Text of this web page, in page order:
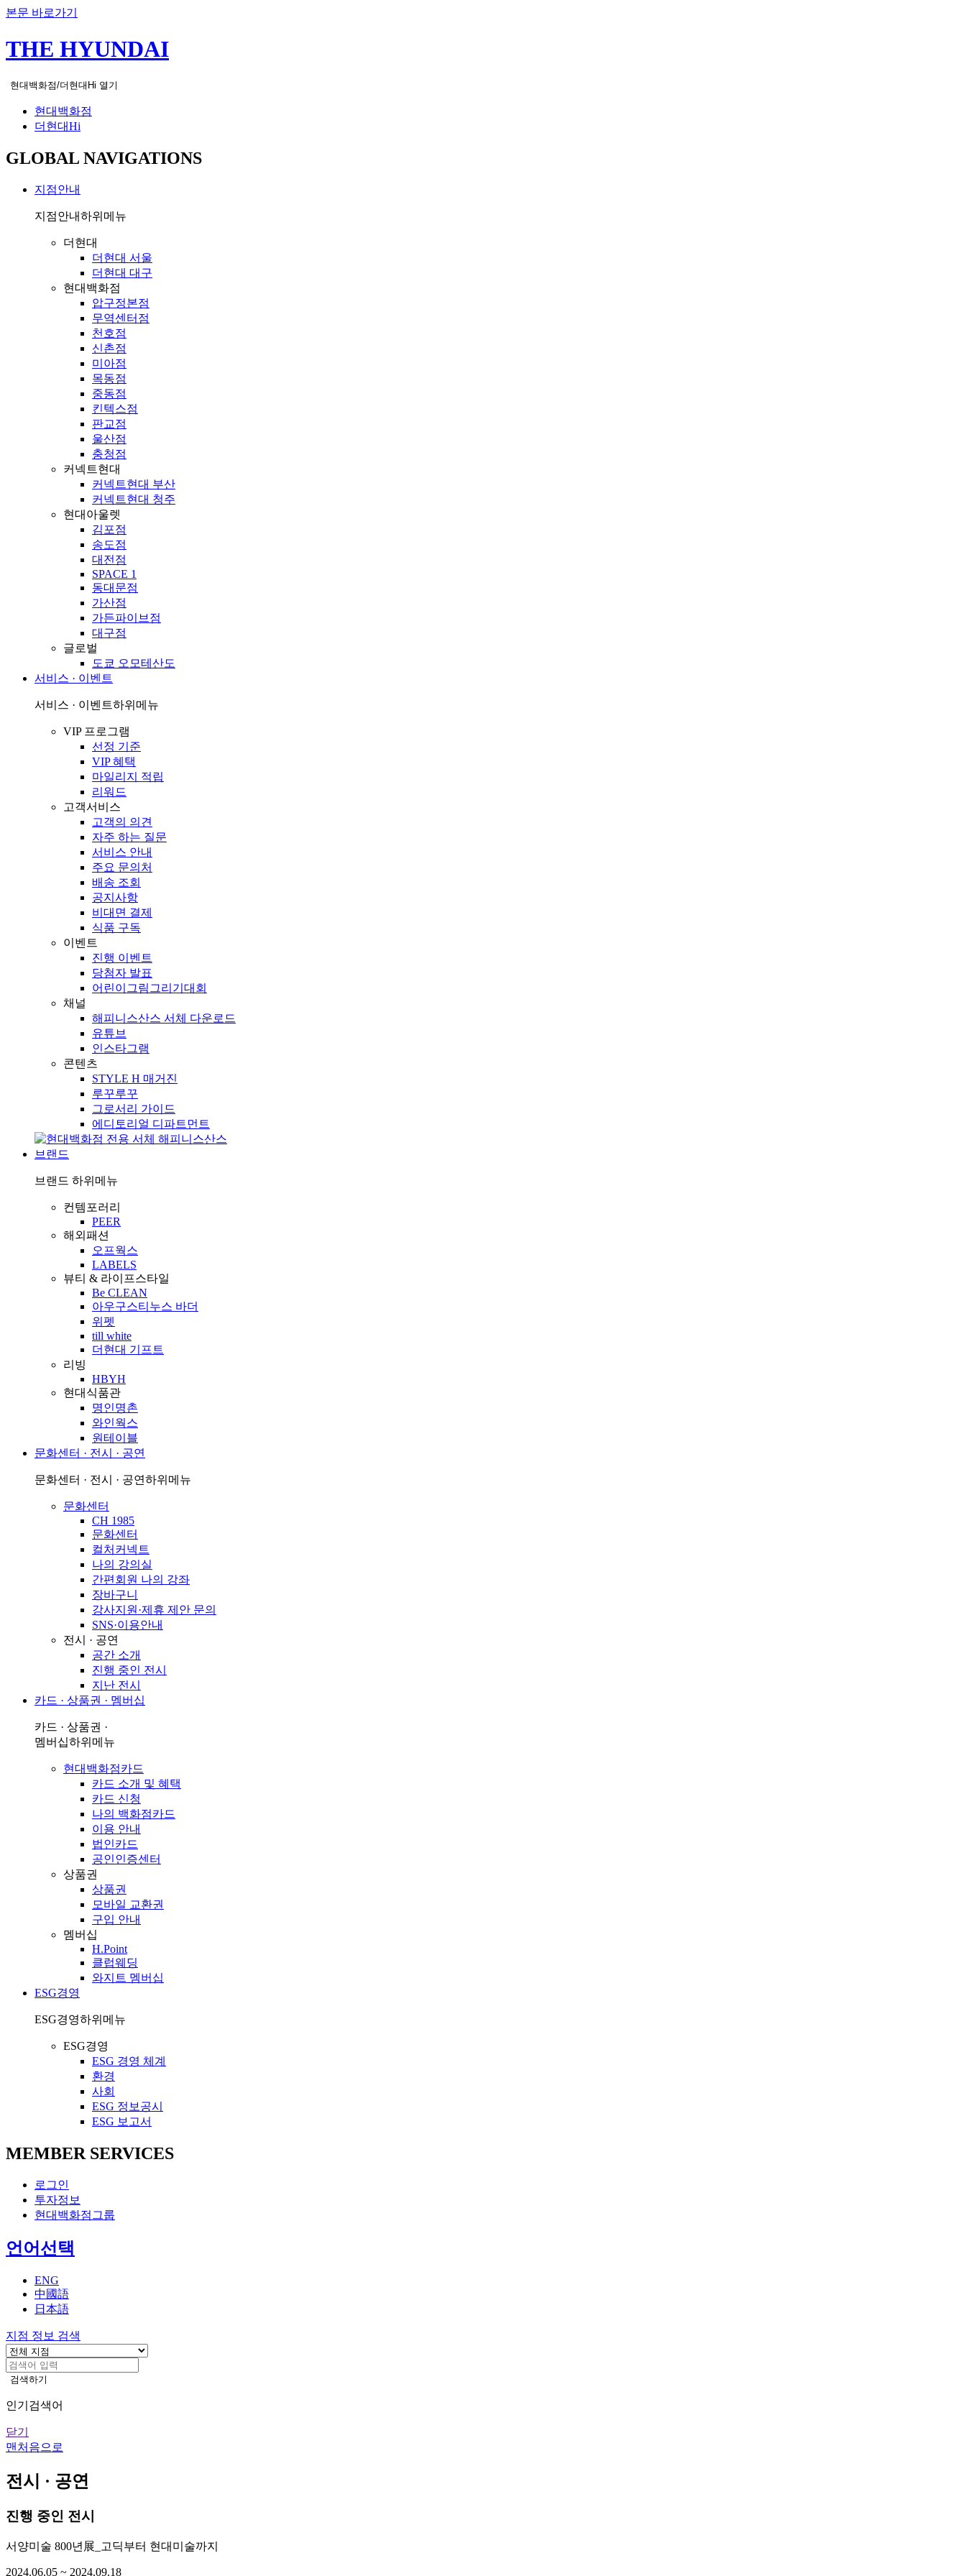
본문 바로가기
THE HYUNDAI
현대백화점/더현대Hi 열기
현대백화점
더현대Hi
GLOBAL NAVIGATIONS
지점안내
지점안내하위메뉴
더현대
더현대 서울
더현대 대구
현대백화점
압구정본점
무역센터점
천호점
신촌점
미아점
목동점
중동점
킨텍스점
판교점
울산점
충청점
커넥트현대
커넥트현대 부산
커넥트현대 청주
현대아울렛
김포점
송도점
대전점
SPACE 1
동대문점
가산점
가든파이브점
대구점
글로벌
도쿄 오모테산도
서비스 · 이벤트
서비스 · 이벤트하위메뉴
VIP 프로그램
선정 기준
VIP 혜택
마일리지 적립
리워드
고객서비스
고객의 의견
자주 하는 질문
서비스 안내
주요 문의처
배송 조회
공지사항
비대면 결제
식품 구독
이벤트
진행 이벤트
당첨자 발표
어린이그림그리기대회
채널
해피니스산스 서체 다운로드
유튜브
인스타그램
콘텐츠
STYLE H 매거진
루꾸루꾸
그로서리 가이드
에디토리얼 디파트먼트
브랜드
브랜드 하위메뉴
컨템포러리
PEER
해외패션
오프웍스
LABELS
뷰티 & 라이프스타일
Be CLEAN
아우구스티누스 바더
위펫
till white
더현대 기프트
리빙
HBYH
현대식품관
명인명촌
와인웍스
원테이블
문화센터 · 전시 · 공연
문화센터 · 전시 · 공연하위메뉴
문화센터
CH 1985
문화센터
컬처커넥트
나의 강의실
간편회원 나의 강좌
장바구니
강사지원·제휴 제안 문의
SNS·이용안내
전시 · 공연
공간 소개
진행 중인 전시
지난 전시
카드 · 상품권 · 멤버십
카드 · 상품권 ·
멤버십하위메뉴
현대백화점카드
카드 소개 및 혜택
카드 신청
나의 백화점카드
이용 안내
법인카드
공인인증센터
상품권
상품권
모바일 교환권
구입 안내
멤버십
H.Point
클럽웨딩
와지트 멤버십
ESG경영
ESG경영하위메뉴
ESG경영
ESG 경영 체계
환경
사회
ESG 정보공시
ESG 보고서
MEMBER SERVICES
로그인
투자정보
현대백화점그룹
언어선택
ENG
中國語
日本語
지점 정보 검색
검색하기
인기검색어
닫기
맨처음으로
전시 · 공연
진행 중인 전시
서양미술 800년展_고딕부터 현대미술까지
2024.06.05 ~ 2024.09.18